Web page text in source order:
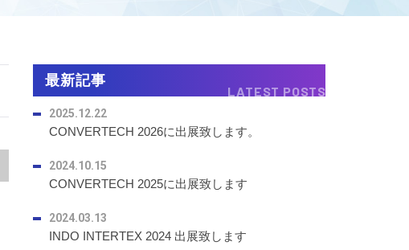
最新記事
LATEST POSTS
2025.12.22
CONVERTECH 2026に出展致します。
2024.10.15
CONVERTECH 2025に出展致します
2024.03.13
INDO INTERTEX 2024 出展致します